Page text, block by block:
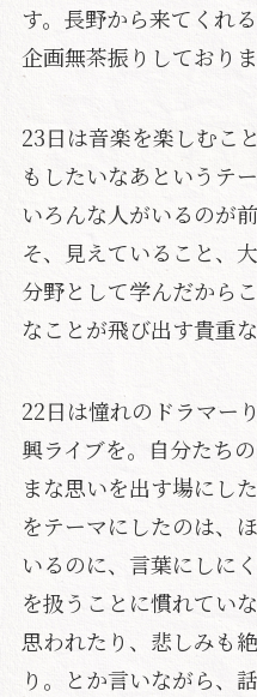
す。長野から来てくれ
企画無茶振りしており
23日は音楽を楽しむこ
もしたいなあというテ
いろんな人がいるのが
そ、見えていること、
分野として学んだから
なことが飛び出す貴重な
22日は憧れのドラマー
興ライブを。自分たち
まな思いを出す場にし
をテーマにしたのは、
いるのに、言葉にしに
を扱うことに慣れてい
思われたり、悲しみも
り。とか言いながら、